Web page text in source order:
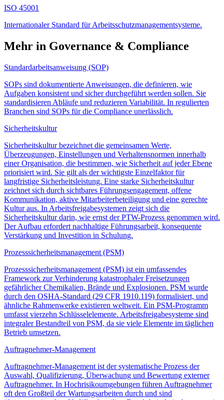
ISO 45001
Internationaler Standard für Arbeitsschutzmanagementsysteme.
Mehr in Governance & Compliance
Standardarbeitsanweisung (SOP)
SOPs sind dokumentierte Anweisungen, die definieren, wie
Aufgaben konsistent und sicher durchgeführt werden sollen. Sie
standardisieren Abläufe und reduzieren Variabilität. In regulierten
Branchen sind SOPs für die Compliance unerlässlich.
Sicherheitskultur
Sicherheitskultur bezeichnet die gemeinsamen Werte,
Überzeugungen, Einstellungen und Verhaltensnormen innerhalb
einer Organisation, die bestimmen, wie Sicherheit auf jeder Ebene
priorisiert wird. Sie gilt als der wichtigste Einzelfaktor für
langfristige Sicherheitsleistung. Eine starke Sicherheitskultur
zeichnet sich durch sichtbares Führungsengagement, offene
Kommunikation, aktive Mitarbeiterbeteiligung und eine gerechte
Kultur aus. In Arbeitsfreigabesystemen zeigt sich die
Sicherheitskultur darin, wie ernst der PTW-Prozess genommen wird.
Der Aufbau erfordert nachhaltige Führungsarbeit, konsequente
Verstärkung und Investition in Schulung.
Prozesssicherheitsmanagement (PSM)
Prozesssicherheitsmanagement (PSM) ist ein umfassendes
Framework zur Verhinderung katastrophaler Freisetzungen
gefährlicher Chemikalien, Brände und Explosionen. PSM wurde
durch den OSHA-Standard (29 CFR 1910.119) formalisiert, und
ähnliche Rahmenwerke existieren weltweit. Ein PSM-Programm
umfasst vierzehn Schlüsselelemente. Arbeitsfreigabesysteme sind
integraler Bestandteil von PSM, da sie viele Elemente im täglichen
Betrieb umsetzen.
Auftragnehmer-Management
Auftragnehmer-Management ist der systematische Prozess der
Auswahl, Qualifizierung, Überwachung und Bewertung externer
Auftragnehmer. In Hochrisikoumgebungen führen Auftragnehmer
oft den Großteil der Wartungsarbeiten durch und sind